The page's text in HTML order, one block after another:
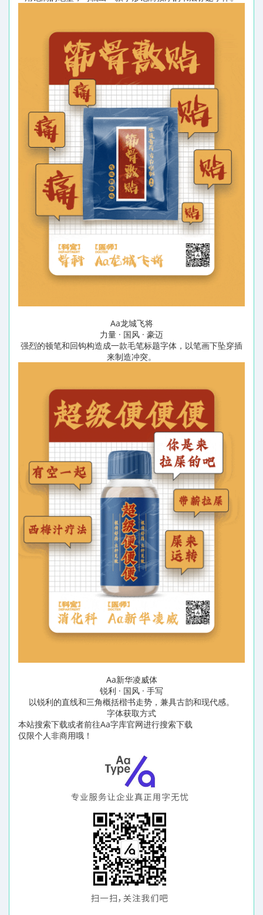
Aa龙城飞将
力量 · 国风 · 豪迈
强烈的顿笔和回钩构造成一款毛笔标题字体，以笔画下坠穿插
来制造冲突。
Aa新华凌威体
锐利 · 国风 · 手写
以锐利的直线和三角概括楷书走势，兼具古韵和现代感。
字体获取方式
本站搜索下载或者前往Aa字库官网进行搜索下载
仅限个人非商用哦！